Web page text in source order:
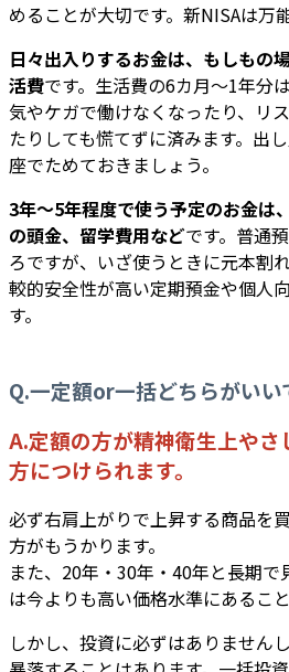
めることが大切です。新NISAは万
日々出入りするお金は、もしもの
活費です。生活費の6カ月～1年分
気やケガで働けなくなったり、リ
たりしても慌てずに済みます。出
座でためておきましょう。
3年〜5年程度で使う予定のお金は
の頭金、留学費用などです。普通
ろですが、いざ使うときに元本割
較的安全性が高い定期預金や個人
す。
Q.一定額or一括どちらがいい
A.定額の方が精神衛生上や
方につけられます。
必ず右肩上がりで上昇する商品を
方がもうかります。
また、20年・30年・40年と長期
は今よりも高い価格水準にあるこ
しかし、投資に必ずはありません